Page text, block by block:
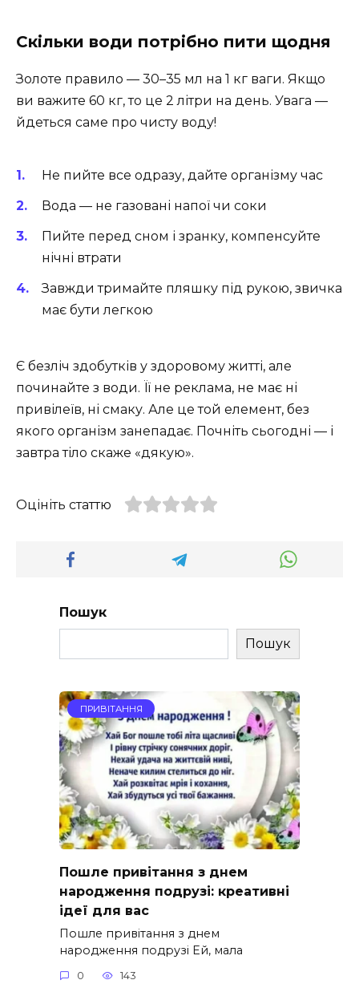
Скільки води потрібно пити щодня
Золоте правило — 30–35 мл на 1 кг ваги. Якщо
ви важите 60 кг, то це 2 літри на день. Увага —
йдеться саме про чисту воду!
Не пийте все одразу, дайте організму час
Вода — не газовані напої чи соки
Пийте перед сном і зранку, компенсуйте
нічні втрати
Завжди тримайте пляшку під рукою, звичка
має бути легкою
Є безліч здобутків у здоровому житті, але
починайте з води. Її не реклама, не має ні
привілеїв, ні смаку. Але це той елемент, без
якого організм занепадає. Почніть сьогодні — і
завтра тіло скаже «дякую».
Оцініть статтю
Пошук
Пошук
ПРИВІТАННЯ
Пошле привітання з днем
народження подрузі: креативні
ідеї для вас
Пошле привітання з днем
народження подрузі Ей, мала
0 143